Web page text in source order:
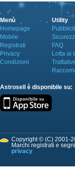
Menù
Homepage
Mobile
Registrati
Privacy
Condizioni
Utility
FAQ
Lotta ai
Astrosell è disponibile su:
Copyright © (C) 2001-
Marchi registrati e
privacy